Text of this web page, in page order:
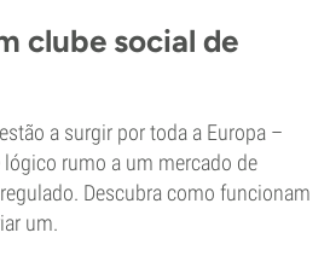
clube social de
a surgir por toda a Europa –
rumo a um mercado de
Descubra como funcionam
um.